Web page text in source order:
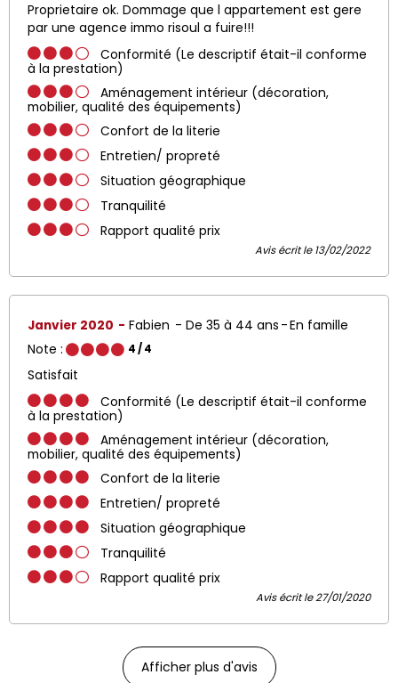
Proprietaire ok. Dommage que l appartement est gere
par une agence immo risoul a fuire!!!
Conformité (Le descriptif était-il conforme
à la prestation)
Aménagement intérieur (décoration,
mobilier, qualité des équipements)
Confort de la literie
Entretien/ propreté
Situation géographique
Tranquilité
Rapport qualité prix
Avis écrit le 13/02/2022
Janvier 2020 Fabien De 35 à 44 ans
En famille
Note :
4/ 4
Satisfait
Conformité (Le descriptif était-il conforme
à la prestation)
Aménagement intérieur (décoration,
mobilier, qualité des équipements)
Confort de la literie
Entretien/ propreté
Situation géographique
Tranquilité
Rapport qualité prix
Avis écrit le 27/01/2020
Afficher plus d'avis